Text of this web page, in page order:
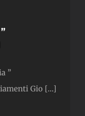
”
Gio [...]